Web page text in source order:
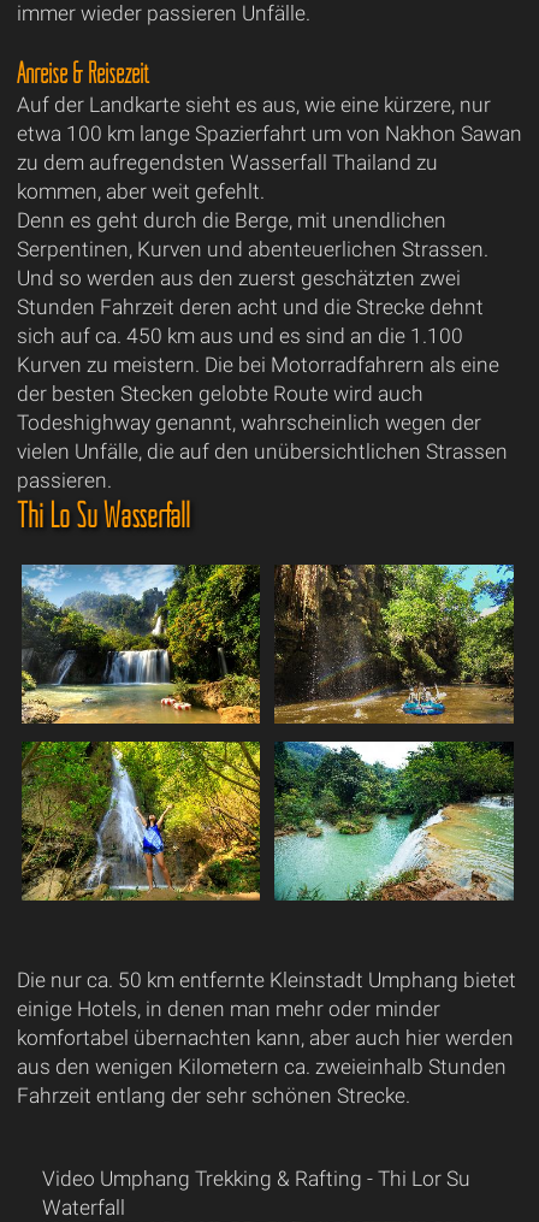
immer wieder passieren Unfälle.
Anreise & Reisezeit
Auf der Landkarte sieht es aus, wie eine kürzere, nur
etwa 100 km lange Spazierfahrt um von Nakhon Sawan
zu dem aufregendsten Wasserfall Thailand zu
kommen, aber weit gefehlt.
Denn es geht durch die Berge, mit unendlichen
Serpentinen, Kurven und abenteuerlichen Strassen.
Und so werden aus den zuerst geschätzten zwei
Stunden Fahrzeit deren acht und die Strecke dehnt
sich auf ca. 450 km aus und es sind an die 1.100
Kurven zu meistern. Die bei Motorradfahrern als eine
der besten Stecken gelobte Route wird auch
Todeshighway genannt, wahrscheinlich wegen der
vielen Unfälle, die auf den unübersichtlichen Strassen
passieren.
Thi Lo Su Wasserfall
Die nur ca. 50 km entfernte Kleinstadt Umphang bietet
einige Hotels, in denen man mehr oder minder
komfortabel übernachten kann, aber auch hier werden
aus den wenigen Kilometern ca. zweieinhalb Stunden
Fahrzeit entlang der sehr schönen Strecke.
Video Umphang Trekking & Rafting - Thi Lor Su
Waterfall